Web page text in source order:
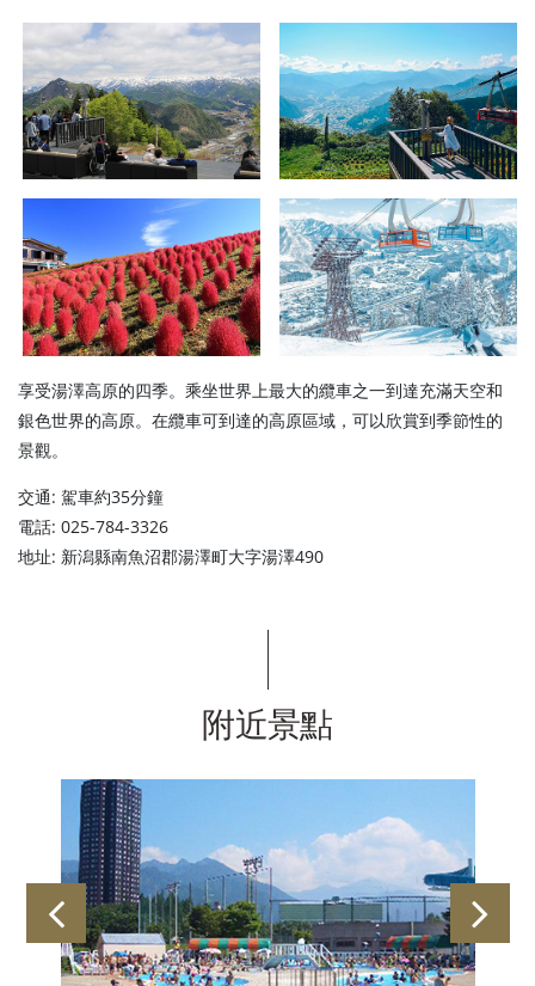
享受湯澤高原的四季。乘坐世界上最大的纜車之一到達充滿天空和
銀色世界的高原。在纜車可到達的高原區域，可以欣賞到季節性的
景觀。
交通: 駕車約35分鐘
電話: 025-784-3326
地址: 新潟縣南魚沼郡湯澤町大字湯澤490
附近景點